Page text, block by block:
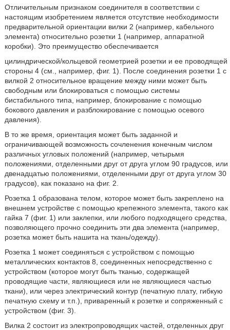
Отличительным признаком соединителя в соответствии с
настоящим изобретением является отсутствие необходимости
предварительной ориентации вилки 2 (например, кабельного
элемента) относительно розетки 1 (например, аппаратной
коробки). Это преимущество обеспечивается
цилиндрической/кольцевой геометрией розетки и ее проводящей
стороны 4 (см., например, фиг. 1). После соединения розетки 1 с
вилкой 2 относительное вращение между ними может быть
свободным или блокироваться с помощью системы
бистабильного типа, например, блокирование с помощью
бокового давления и разблокирование с помощью осевого
давления).
В то же время, ориентация может быть заданной и
ограничивающей возможность сочленения конечным числом
различных угловых положений (например, четырьмя
положениями, отделенными друг от друга углом 90 градусов, или
двенадцатью положениями, отделенными друг от друга углом 30
градусов), как показано на фиг. 2.
Розетка 1 образована телом, которое может быть закреплено на
внешнем устройстве с помощью крепежного элемента, такого как
гайка 7 (фиг. 1) или заклепки, или любого подходящего средства,
позволяющего прочно соединить эти два элемента (например,
розетка может быть нашита на ткань/одежду).
Розетка 1 может соединяться с устройством с помощью
металлических контактов 8, соединенных непосредственно с
устройством (которое могут быть тканью, содержащей
проводящие части, являющиеся или не являющиеся частью
ткани), или через электрический контур (печатную плату, гибкую
печатную схему и т.п.), приваренный к розетке и сопряженный с
устройством (фиг. 3).
Вилка 2 состоит из электропроводящих частей, отделенных друг